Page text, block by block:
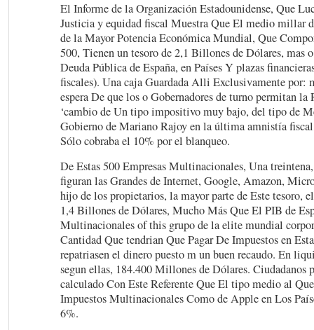
El Informe de la Organización Estadounidense, Que
Justicia y equidad fiscal Muestra Que El medio millar
de la Mayor Potencia Económica Mundial, Que
500, Tienen un tesoro de 2,1 Billones de Dólares, mas
Deuda Pública de España, en Países Y plazas
fiscales). Una caja Guardada Alli Exclusivamente por:
espera De que los o Gobernadores de turno permitan la
‘cambio de Un tipo impositivo muy bajo, del tipo de
Gobierno de Mariano Rajoy en la última amnistía
Sólo cobraba el 10% por el blanqueo.
De Estas 500 Empresas Multinacionales, Una
figuran las Grandes de Internet, Google, Amazon,
hijo de los propietarios, la mayor parte de Este tesoro,
1,4 Billones de Dólares, Mucho Más Que El PIB de
Multinacionales of this grupo de la elite mundial
Cantidad Que tendrian Que Pagar De Impuestos en
repatriasen el dinero puesto m un buen recaudo. En
segun ellas, 184.400 Millones de Dólares. Ciudadanos
calculado Con Este Referente Que El tipo medio al
Impuestos Multinacionales Como de Apple en Los
6%.